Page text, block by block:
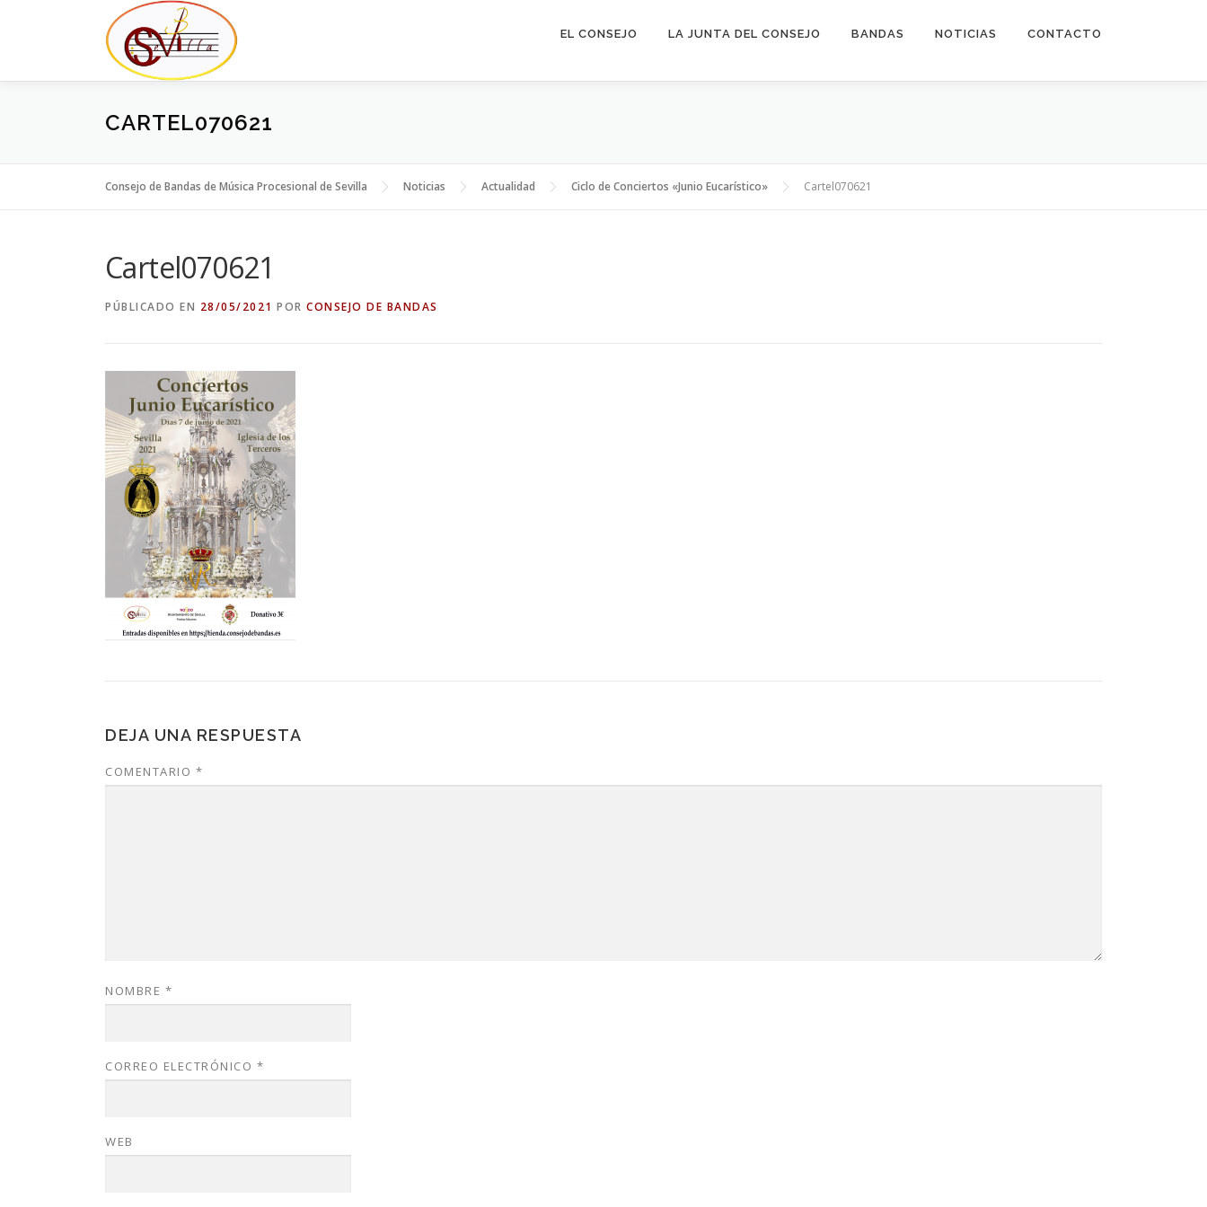
EL CONSEJO LA JUNTA DEL CONSEJO BANDAS NOTICIAS CONTACTO
CARTEL070621
Consejo de Bandas de Música Procesional de Sevilla Noticias Actualidad Ciclo de Conciertos «Junio Eucarístico» Cartel070621
Cartel070621
PÚBLICADO EN 28/05/2021 POR CONSEJO DE BANDAS
DEJA UNA RESPUESTA
COMENTARIO *
NOMBRE *
CORREO ELECTRÓNICO *
WEB